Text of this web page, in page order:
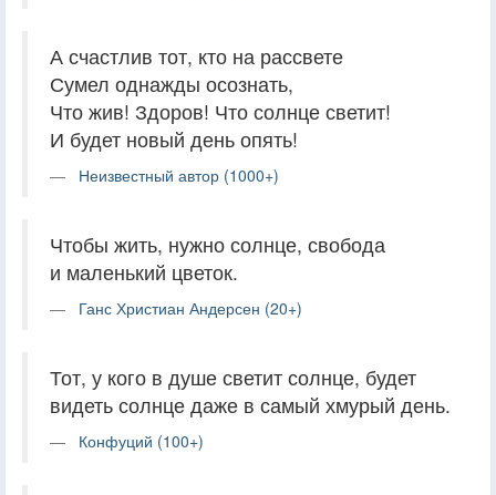
А счастлив тот, кто на рассвете
Сумел однажды осознать,
Что жив! Здоров! Что солнце светит!
И будет новый день опять!
Неизвестный автор (1000+)
Чтобы жить, нужно солнце, свобода
и маленький цветок.
Ганс Христиан Андерсен (20+)
Тот, у кого в душе светит солнце, будет
видеть солнце даже в самый хмурый день.
Конфуций (100+)